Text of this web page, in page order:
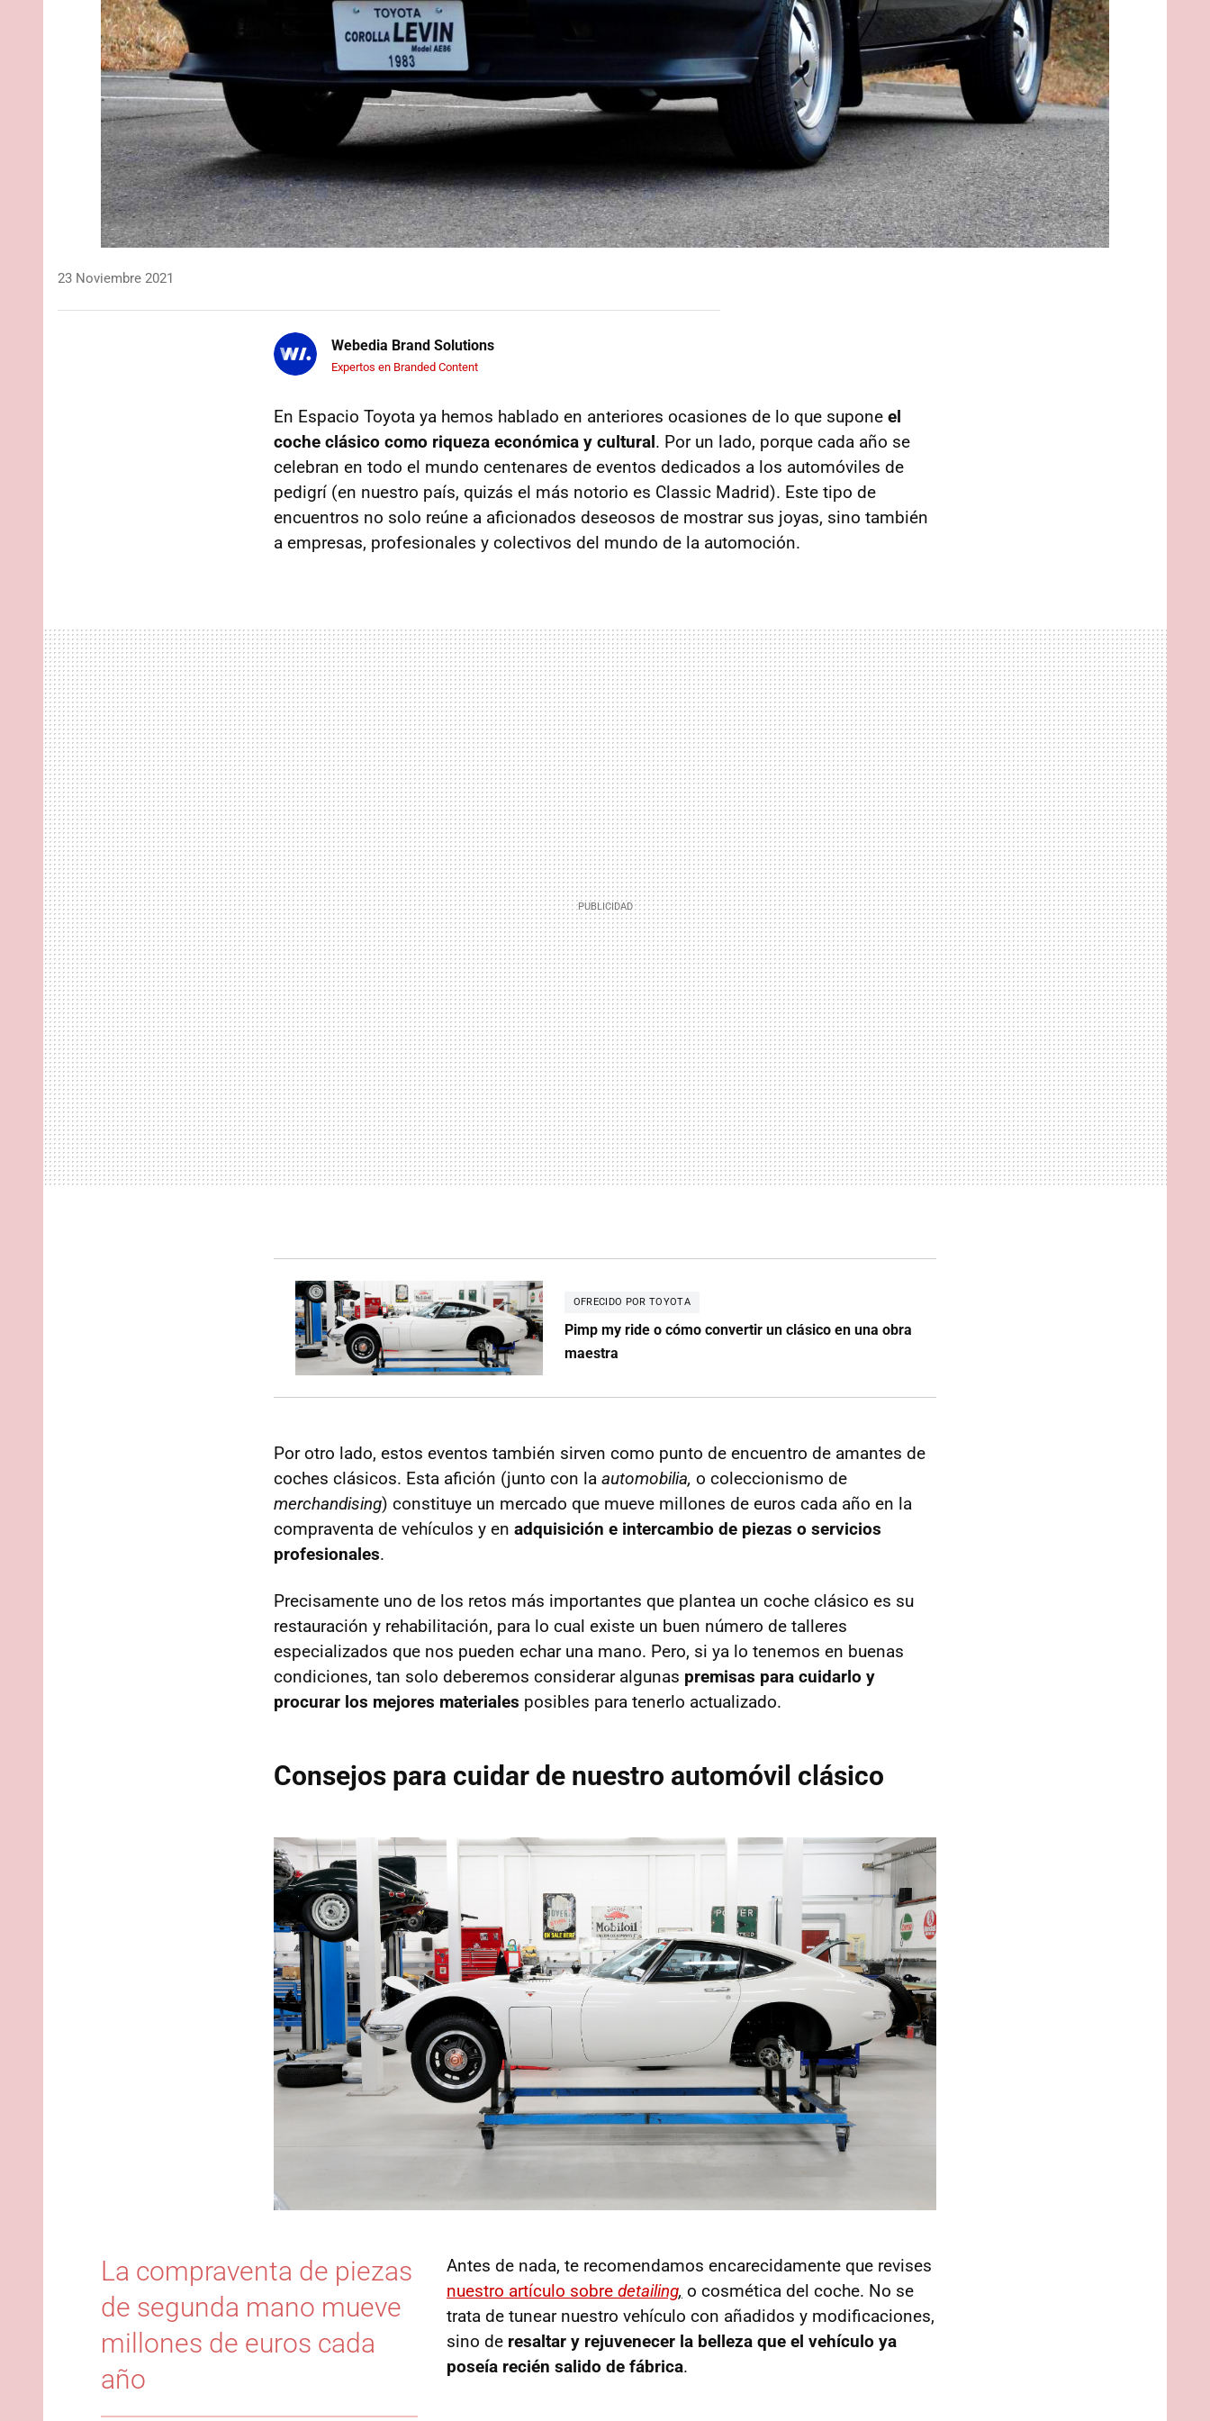
23 Noviembre 2021
Webedia Brand Solutions
Expertos en Branded Content
En Espacio Toyota ya hemos hablado en anteriores ocasiones de lo que supone el
coche clásico como riqueza económica y cultural. Por un lado, porque cada año se
celebran en todo el mundo centenares de eventos dedicados a los automóviles de
pedigrí (en nuestro país, quizás el más notorio es Classic Madrid). Este tipo de
encuentros no solo reúne a aficionados deseosos de mostrar sus joyas, sino también
a empresas, profesionales y colectivos del mundo de la automoción.
OFRECIDO POR TOYOTA
Pimp my ride o cómo convertir un clásico en una obra
maestra
Por otro lado, estos eventos también sirven como punto de encuentro de amantes de
coches clásicos. Esta afición (junto con la automobilia, o coleccionismo de
merchandising) constituye un mercado que mueve millones de euros cada año en la
compraventa de vehículos y en adquisición e intercambio de piezas o servicios
profesionales.
Precisamente uno de los retos más importantes que plantea un coche clásico es su
restauración y rehabilitación, para lo cual existe un buen número de talleres
especializados que nos pueden echar una mano. Pero, si ya lo tenemos en buenas
condiciones, tan solo deberemos considerar algunas premisas para cuidarlo y
procurar los mejores materiales posibles para tenerlo actualizado.
Consejos para cuidar de nuestro automóvil clásico
La compraventa de piezas
de segunda mano mueve
millones de euros cada
año
Antes de nada, te recomendamos encarecidamente que revises
nuestro artículo sobre detailing, o cosmética del coche. No se
trata de tunear nuestro vehículo con añadidos y modificaciones,
sino de resaltar y rejuvenecer la belleza que el vehículo ya
poseía recién salido de fábrica.